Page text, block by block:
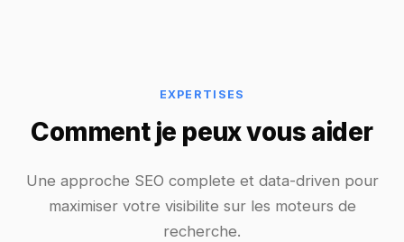
EXPERTISES
Comment je peux vous aider
Une approche SEO complete et data-driven pour
maximiser votre visibilite sur les moteurs de
recherche.